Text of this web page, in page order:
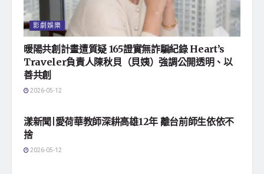
影劇娛樂
暖陽共創計畫遭質疑 165證實無詐騙紀錄 Heart’s
Traveler負責人陳秋貝（貝姨）強調公開透明、以
善共創
2026-05-12
漾新聞|愛荷華教師深耕高雄12年 離台前師生依依不
捨
2026-05-12